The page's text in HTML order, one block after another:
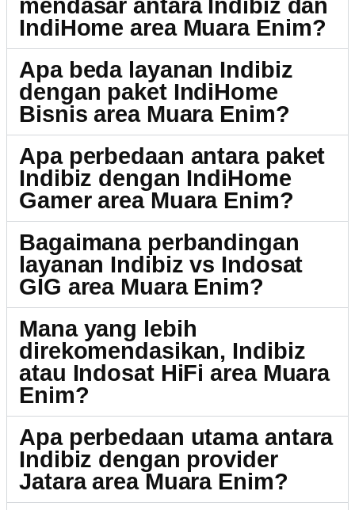
mendasar antara Indibiz dan
IndiHome area Muara Enim?
Apa beda layanan Indibiz
dengan paket IndiHome
Bisnis area Muara Enim?
Apa perbedaan antara paket
Indibiz dengan IndiHome
Gamer area Muara Enim?
Bagaimana perbandingan
layanan Indibiz vs Indosat
GIG area Muara Enim?
Mana yang lebih
direkomendasikan, Indibiz
atau Indosat HiFi area Muara
Enim?
Apa perbedaan utama antara
Indibiz dengan provider
Jatara area Muara Enim?